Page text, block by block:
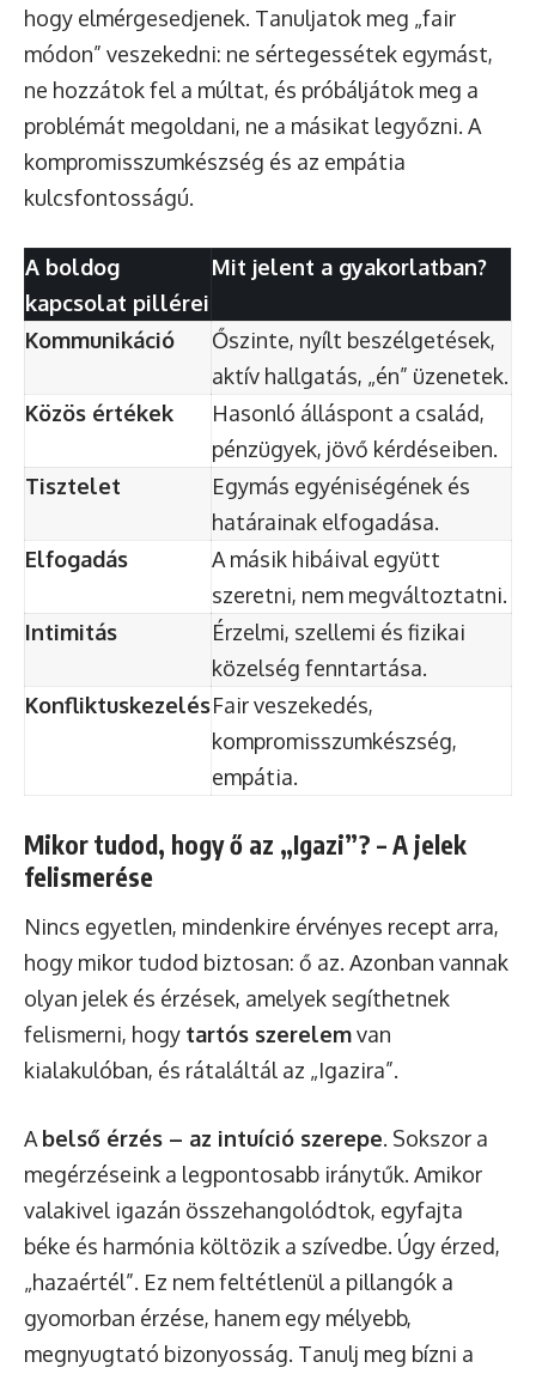
hogy elmérgesedjenek. Tanuljatok meg „fair
módon” veszekedni: ne sértegessétek egymást,
ne hozzátok fel a múltat, és próbáljátok meg a
problémát megoldani, ne a másikat legyőzni. A
kompromisszumkészség és az empátia
kulcsfontosságú.
A boldog
kapcsolat pillérei
Mit jelent a gyakorlatban?
Kommunikáció
Őszinte, nyílt beszélgetések,
aktív hallgatás, „én” üzenetek.
Közös értékek
Hasonló álláspont a család,
pénzügyek, jövő kérdéseiben.
Tisztelet
Egymás egyéniségének és
határainak elfogadása.
Elfogadás
A másik hibáival együtt
szeretni, nem megváltoztatni.
Intimitás
Érzelmi, szellemi és fizikai
közelség fenntartása.
KonfliktuskezelésFair veszekedés,
kompromisszumkészség,
empátia.
Mikor tudod, hogy ő az „Igazi”? – A jelek
felismerése
Nincs egyetlen, mindenkire érvényes recept arra,
hogy mikor tudod biztosan: ő az. Azonban vannak
olyan jelek és érzések, amelyek segíthetnek
felismerni, hogy tartós szerelemvan
kialakulóban, és rátaláltál az „Igazira”.
A belső érzés – az intuíció szerepe. Sokszor a
megérzéseink a legpontosabb iránytűk. Amikor
valakivel igazán összehangolódtok, egyfajta
béke és harmónia költözik a szívedbe. Úgy érzed,
„hazaértél”. Ez nem feltétlenül a pillangók a
gyomorban érzése, hanem egy mélyebb,
megnyugtató bizonyosság. Tanulj meg bízni a